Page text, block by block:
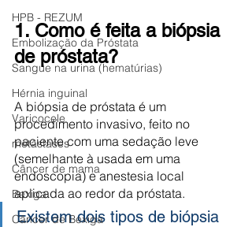
HPB - REZUM
Embolização da Próstata
Sangue na urina (hematúrias)
Hérnia inguinal
Varicocele
metástases
Câncer de mama
Bexiga
Câncer de Bexiga
1. Como é feita a biópsia
de próstata?
A biópsia de próstata é um
procedimento invasivo, feito no
paciente com uma sedação leve
(semelhante à usada em uma
endoscopia) e anestesia local
aplicada ao redor da próstata.
Existem dois tipos de biópsia